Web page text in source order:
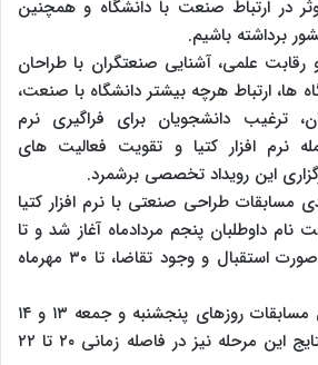
در ارتباط صنعت با دانشگاه و همچنین
برداشته باشیم.
علمی، آشنایی صنعتگران با طراحان
ها، ارتباط هرچه بیشتر دانشگاه با صنعت،
ترغیب دانشجویان برای فراگیری نرم
نرم افزار کتیا و تقویت فعالیت های
این رویداد تخصصی برشمرد.
مسابقات طراحی صنعتی با نرم افزار کتیا
نام داوطلبان پنجم مردادماه آغاز شد و تا
25مهر ادامه دارد که در صورت استقبال و وجود تقاضا، تا ۳۰ مهرماه
وی ادامه داد: مرحله اول مسابقات روزهای پنجشنبه و جمعه ۱۳ و ۱۴
آبان برگزار می شود و نتایج این مرحله نیز در فاصله زمانی ۲۰ تا ۲۲